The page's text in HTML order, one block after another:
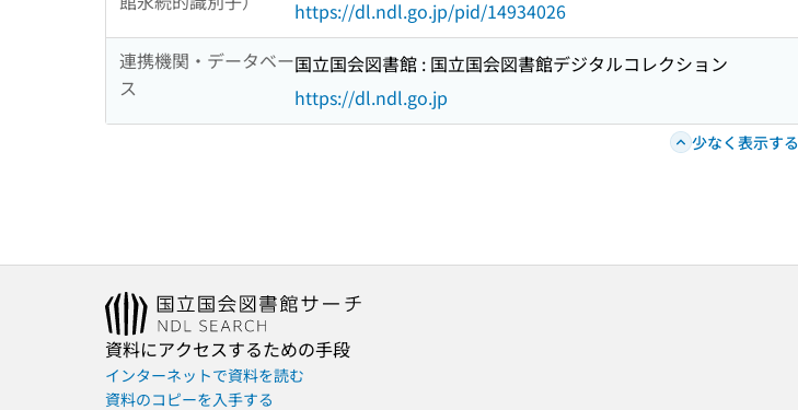
https://dl.ndl.go.jp/pid/14934026
連携機関・データベー
ス
国立国会図書館 : 国立国会図書館デジタルコレクション
https://dl.ndl.go.jp
少なく表示する
資料にアクセスするための手段
インターネットで資料を読む
資料のコピーを入手する